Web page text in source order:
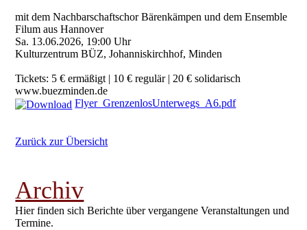
mit dem Nachbarschaftschor Bärenkämpen und dem Ensemble
Filum aus Hannover
Sa. 13.06.2026, 19:00 Uhr
Kulturzentrum BÜZ, Johanniskirchhof, Minden
Tickets: 5 € ermäßigt | 10 € regulär | 20 € solidarisch
www.buezminden.de
Flyer_GrenzenlosUnterwegs_A6.pdf
Zurück zur Übersicht
Archiv
Hier finden sich Berichte über vergangene Veranstaltungen und
Termine.